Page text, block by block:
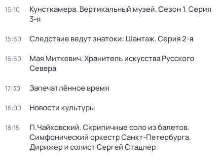
15:10 Кунсткамера. Вертикальный музей. Сезон 1. Серия
3-я
15:50 Следствие ведут знатоки: Шантаж. Серия 2-я
16:50
Мая Миткевич. Хранитель искусства Русского
Севера
17:30 Запечатлённое время
18:00 Новости культуры
18:15
П.Чайковский. Скрипичные соло из балетов.
Симфонический оркестр Санкт-Петербурга.
Дирижер и солист Сергей Стадлер